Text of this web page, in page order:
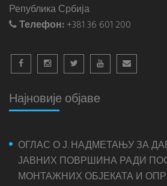
Република Србија
Телефон:+381 36 601 200
Најновије објаве
ОГЛАС О Ј. НАДМЕТАЊУ ЗА
ЈАВНИХ ПОВРШИНА РАДИ
МОНТАЖНИХ ОБЈЕКАТА И